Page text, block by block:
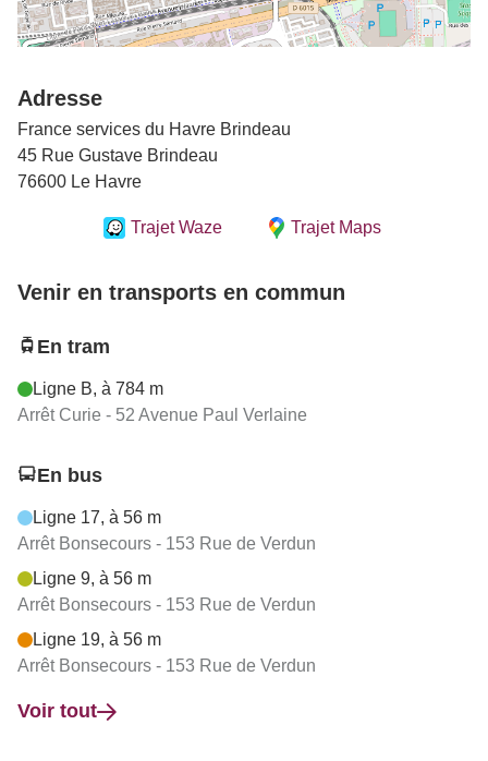
Adresse
France services du Havre Brindeau
45 Rue Gustave Brindeau
76600 Le Havre
Trajet Waze Trajet Maps
Venir en transports en commun
En tram
Ligne B, à 784 m
Arrêt Curie - 52 Avenue Paul Verlaine
En bus
Ligne 17, à 56 m
Arrêt Bonsecours - 153 Rue de Verdun
Ligne 9, à 56 m
Arrêt Bonsecours - 153 Rue de Verdun
Ligne 19, à 56 m
Arrêt Bonsecours - 153 Rue de Verdun
Voir tout